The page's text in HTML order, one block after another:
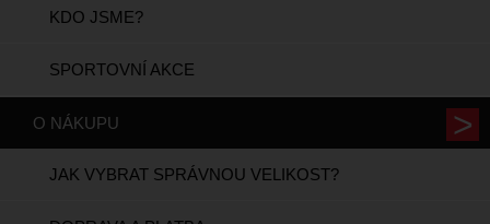
KDO JSME?
SPORTOVNÍ AKCE
O NÁKUPU
JAK VYBRAT SPRÁVNOU VELIKOST?